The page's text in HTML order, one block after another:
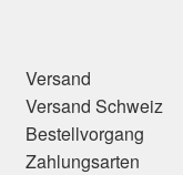
Versand
Versand Schweiz
Bestellvorgang
Zahlungsarten